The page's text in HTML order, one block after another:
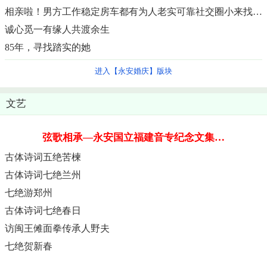
相亲啦！男方工作稳定房车都有为人老实可靠社交圈小来找个对象。
诚心觅一有缘人共渡余生
85年，寻找踏实的她
进入【永安婚庆】版块
文艺
弦歌相承—永安国立福建音专纪念文集…
古体诗词五绝苦楝
古体诗词七绝兰州
七绝游郑州
古体诗词七绝春日
访闽王傩面拳传承人野夫
七绝贺新春